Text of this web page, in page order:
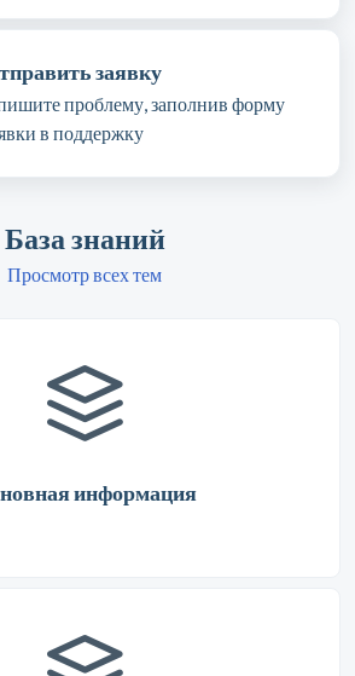
заявку
проблему, заполнив форму
в поддержку
База знаний
Просмотр всех тем
информация